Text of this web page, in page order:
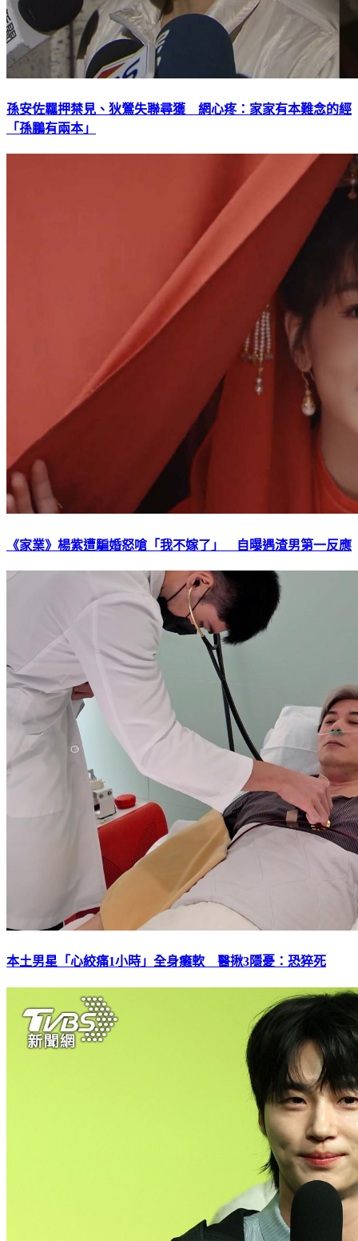
孫安佐羈押禁見、狄鶯失聯尋獲 網心疼：家家有本難念的經
「孫鵬有兩本」
《家業》楊紫遭騙婚怒嗆「我不嫁了」 自曝遇渣男第一反應
本土男星「心絞痛1小時」全身癱軟 醫揪3隱憂：恐猝死